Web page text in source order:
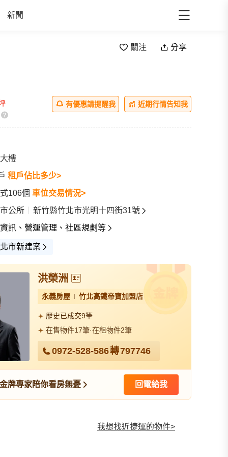
新聞
關注 分享
有優惠請提醒我 近期行情告知我
樓
租戶佔比多少>
106個 車位交易情況>
公所
新竹縣竹北市光明十四街31號
訊、營運管理、社區規劃等
市新建案
洪榮洲
永義房屋 竹北高鐵帝寶加盟店
歷史已成交9筆
在售物件17筆·在租物件2筆
0972-528-586轉797746
牌專家陪你看房無憂 回電給我
我想找近捷運的物件>